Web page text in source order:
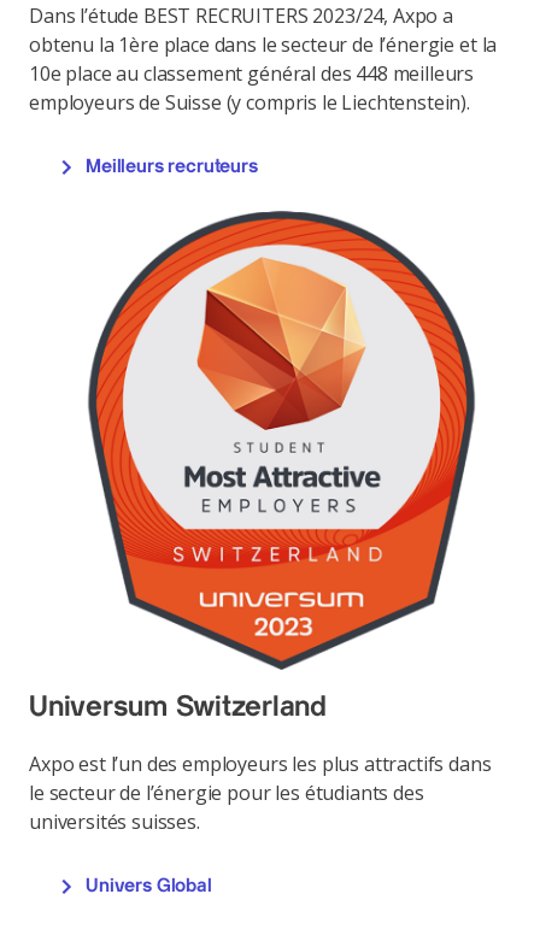
Dans l’étude BEST RECRUITERS 2023/24, Axpo a
obtenu la 1ère place dans le secteur de l’énergie et la
10e place au classement général des 448 meilleurs
employeurs de Suisse (y compris le Liechtenstein).
Meilleurs recruteurs
Universum Switzerland
Axpo est l’un des employeurs les plus attractifs dans
le secteur de l’énergie pour les étudiants des
universités suisses.
Univers Global